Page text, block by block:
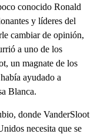
conocido Ronald
y líderes del
cambiar de opinión,
a uno de los
un magnate de los
ayudado a
Blanca.
donde VanderSloot
necesita que se